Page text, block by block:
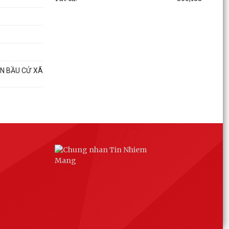
BẦU CỬ XÃ
Công tác chuẩn bị tổ chức Lễ hội Đình - Đền -
Chùa Xuân Úc năm 2026